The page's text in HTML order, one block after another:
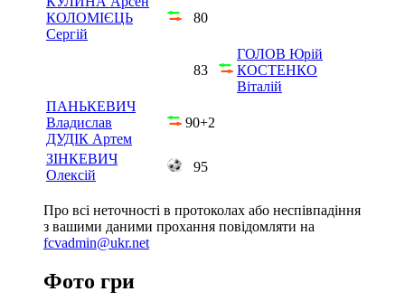
КОЛОМІЄЦЬ
Сергій
80
83
ГОЛОВ Юрій
КОСТЕНКО
Віталій
ПАНЬКЕВИЧ
Владислав
ДУДІК Артем
90+2
ЗІНКЕВИЧ
Олексій
95
Про всі неточності в протоколах або неспівпадіння
з вашими даними прохання повідомляти на
fcvadmin@ukr.net
Фото гри